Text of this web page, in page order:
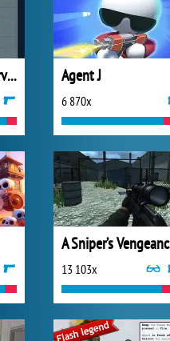
Zombie Hunter Survival Agent J
6 870x
A
13 103x